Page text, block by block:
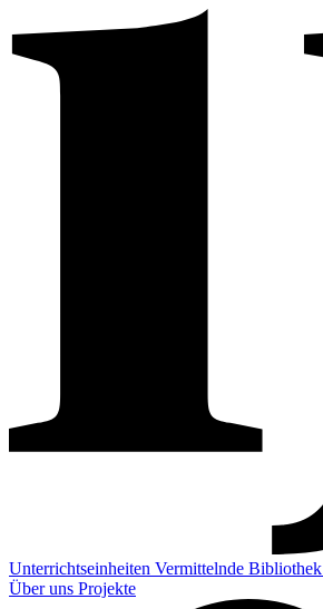
Unterrichtseinheiten Vermittelnde Bibliothek
Über uns Projekte